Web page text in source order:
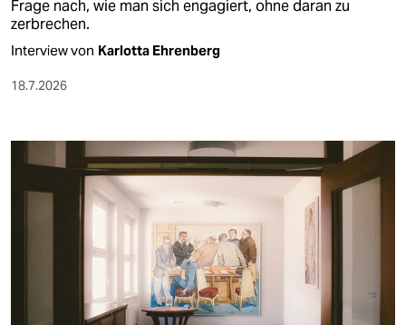
Frage nach, wie man sich engagiert, ohne daran zu
zerbrechen.
Interview von Karlotta Ehrenberg
18.7.2026